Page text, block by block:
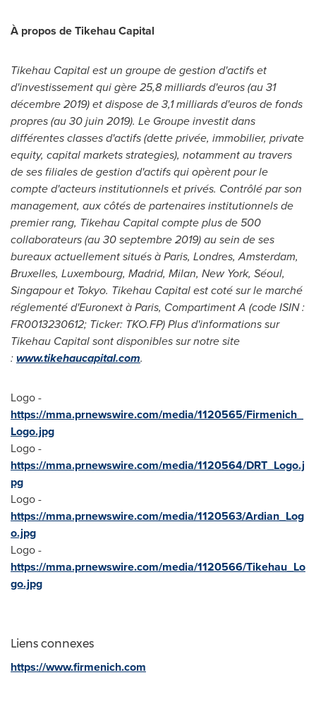
À propos de Tikehau Capital
Tikehau Capital est un groupe de gestion d'actifs et
d'investissement qui gère 25,8 milliards d'euros (au 31
décembre2019) etdispose de 3,1 milliards d'euros de fonds
propres (au 30 juin 2019). Le Groupeinvestit dans
différentes classes d'actifs (dette privée, immobilier, private
equity, capital markets strategies), notamment au travers
de ses filiales de gestion d'actifs qui opèrent pour le
compte d'acteurs institutionnels et privés. Contrôlé par son
management, aux côtés de partenaires institutionnels de
premier rang, Tikehau Capital compte plus de 500
collaborateurs (au 30 septembre 2019) au sein de ses
bureaux actuellement situés àParis, Londres,Amsterdam,
Bruxelles, Luxembourg, Madrid, Milan, New York, Séoul,
Singapour et Tokyo. Tikehau Capital est coté sur le marché
réglementé d'Euronext àParis, Compartiment A (code ISIN :
FR0013230612; Ticker: TKO.FP)Plus d'informations sur
Tikehau Capital sont disponibles sur notre site
:www.tikehaucapital.com.
Logo -
https://mma.prnewswire.com/media/1120565/Firmenich_
Logo.jpg
Logo -
https://mma.prnewswire.com/media/1120564/DRT_Logo.j
pg
Logo -
https://mma.prnewswire.com/media/1120563/Ardian_Log
o.jpg
Logo -
https://mma.prnewswire.com/media/1120566/Tikehau_Lo
go.jpg
Liens connexes
https://www.firmenich.com